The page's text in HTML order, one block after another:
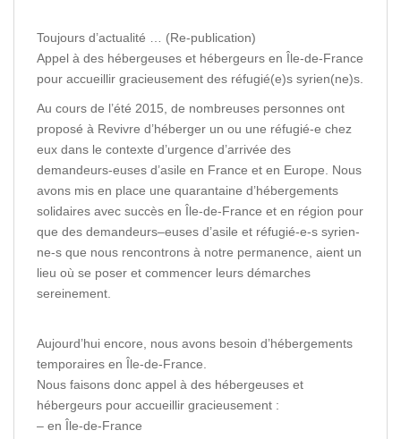
Toujours d’actualité … (Re-publication)
Appel à des hébergeuses et hébergeurs en Île-de-France
pour accueillir gracieusement des réfugié(e)s syrien(ne)s.
Au cours de l’été 2015, de nombreuses personnes ont
proposé à Revivre d’héberger un ou une réfugié-e chez
eux dans le contexte d’urgence d’arrivée des
demandeurs-euses d’asile en France et en Europe. Nous
avons mis en place une quarantaine d’hébergements
solidaires avec succès en Île-de-France et en région pour
que des demandeurs–euses d’asile et réfugié-e-s syrien-
ne-s que nous rencontrons à notre permanence, aient un
lieu où se poser et commencer leurs démarches
sereinement.
Aujourd’hui encore, nous avons besoin d’hébergements
temporaires en Île-de-France.
Nous faisons donc appel à des hébergeuses et
hébergeurs pour accueillir gracieusement :
– en Île-de-France